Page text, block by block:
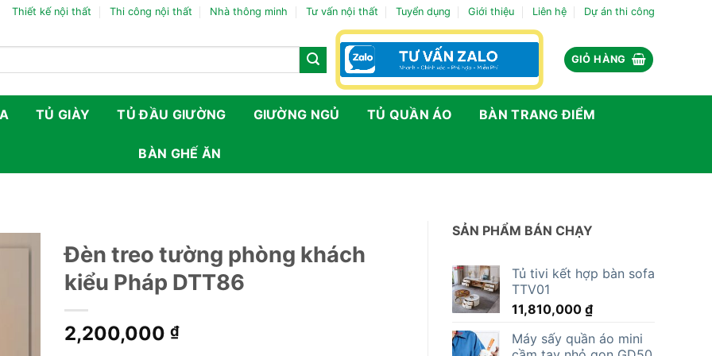
Thiết kế nội thất Thi công nội thất Nhà thông minh Tư vấn nội thất Tuyển dụng Giới thiệu Liên hệ Dự án thi công
GIỎ HÀNG
TỦ GIÀY TỦ ĐẦU GIƯỜNG GIƯỜNG NGỦ TỦ QUẦN ÁO BÀN TRANG ĐIỂM
BÀN GHẾ ĂN
SẢN PHẨM BÁN CHẠY
Tủ tivi kết hợp bàn sofa
TTV01
11,810,000 ₫
Máy sấy quần áo mini
Đèn treo tường phòng khách
kiểu Pháp DTT86
2,200,000 ₫